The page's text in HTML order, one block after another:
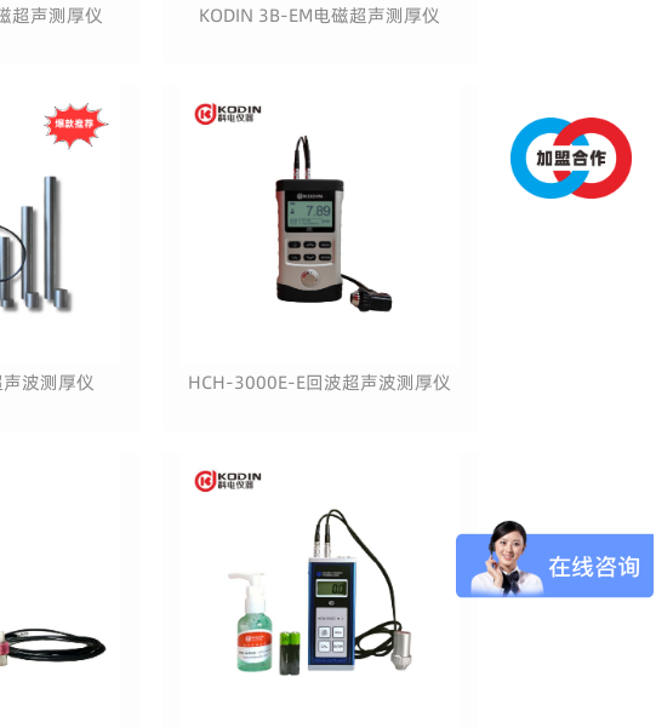
超声测厚仪 KODIN 3B-EM电磁超声测厚仪
波测厚仪 HCH-3000E-E回波超声波测厚仪